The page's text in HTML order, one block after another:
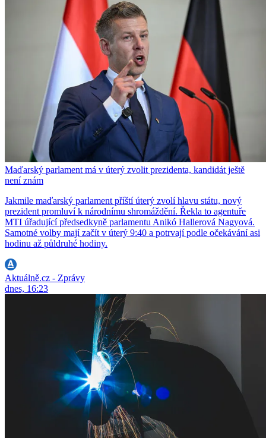
Maďarský parlament má v úterý zvolit prezidenta, kandidát ještě
není znám
Jakmile maďarský parlament příští úterý zvolí hlavu státu, nový
prezident promluví k národnímu shromáždění. Řekla to agentuře
MTI úřadující předsedkyně parlamentu Anikó Hallerová Nagyová.
Samotné volby mají začít v úterý 9:40 a potrvají podle očekávání asi
hodinu až půldruhé hodiny.
Aktuálně.cz - Zprávy
dnes, 16:23